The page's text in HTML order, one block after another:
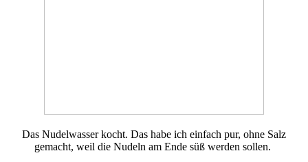
Das Nudelwasser kocht. Das habe ich einfach pur, ohne Salz
gemacht, weil die Nudeln am Ende süß werden sollen.